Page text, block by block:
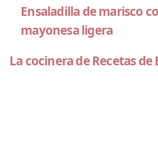
Ensaladilla de marisco
mayonesa ligera
La cocinera de Recetas de